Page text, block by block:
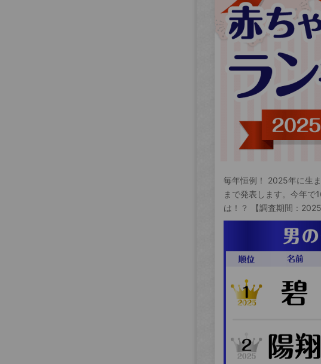
毎年恒例！ 2025年に生
まで発表します。今年
は！？ 【調査期間：